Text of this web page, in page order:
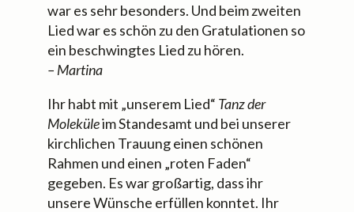
war es sehr besonders. Und beim zweiten
Lied war es schön zu den Gratulationen so
ein beschwingtes Lied zu hören.
– Martina
Ihr habt mit „unserem Lied“ Tanz der
Moleküleim Standesamt und bei unserer
kirchlichen Trauung einen schönen
Rahmen und einen „roten Faden“
gegeben. Es war großartig, dass ihr
unsere Wünsche erfüllen konntet. Ihr